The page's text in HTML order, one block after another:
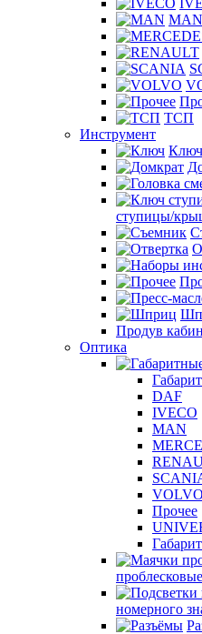
MAN
ТСП
Инструмент
Ключ
ступицы/
Продув
Оптика
DAF
IVECO
MAN
VOLVO
Прочее
проблесковые
номерного